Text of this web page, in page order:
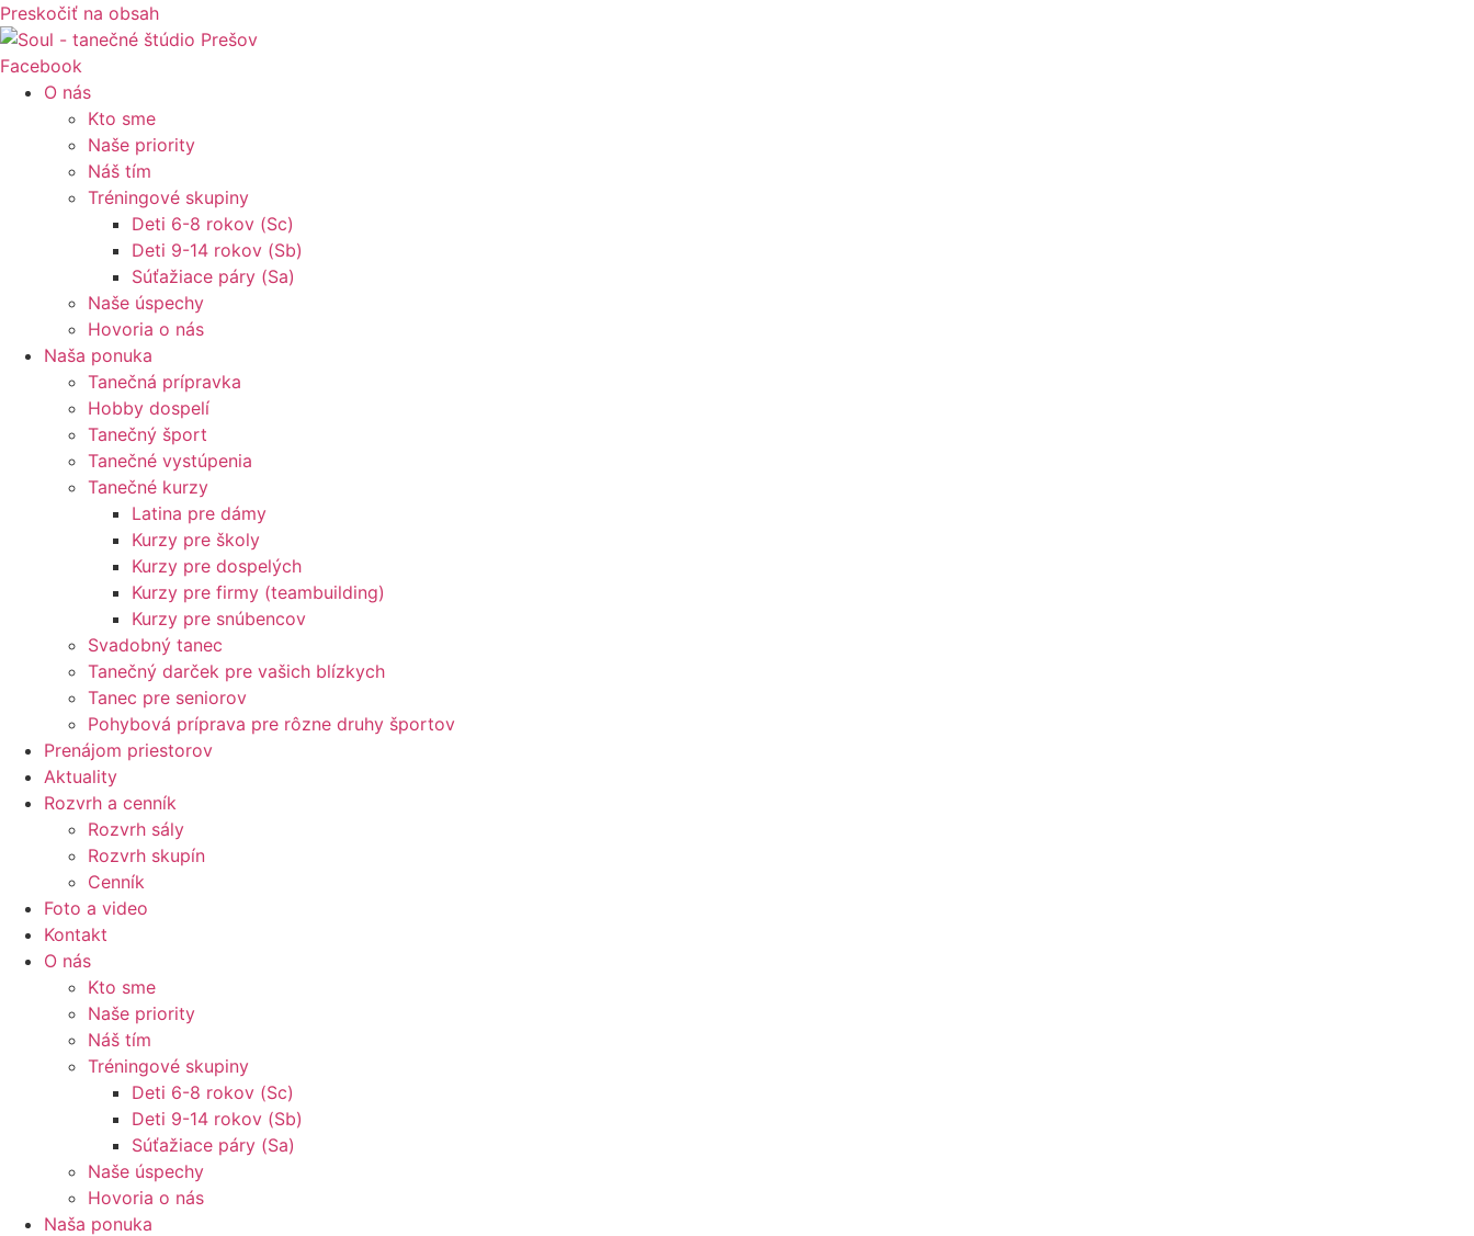
Preskočiť na obsah
Facebook
O nás
Kto sme
Naše priority
Náš tím
Tréningové skupiny
Deti 6-8 rokov (Sc)
Deti 9-14 rokov (Sb)
Súťažiace páry (Sa)
Naše úspechy
Hovoria o nás
Naša ponuka
Tanečná prípravka
Hobby dospelí
Tanečný šport
Tanečné vystúpenia
Tanečné kurzy
Latina pre dámy
Kurzy pre školy
Kurzy pre dospelých
Kurzy pre firmy (teambuilding)
Kurzy pre snúbencov
Svadobný tanec
Tanečný darček pre vašich blízkych
Tanec pre seniorov
Pohybová príprava pre rôzne druhy športov
Prenájom priestorov
Aktuality
Rozvrh a cenník
Rozvrh sály
Rozvrh skupín
Cenník
Foto a video
Kontakt
O nás
Kto sme
Naše priority
Náš tím
Tréningové skupiny
Deti 6-8 rokov (Sc)
Deti 9-14 rokov (Sb)
Súťažiace páry (Sa)
Naše úspechy
Hovoria o nás
Naša ponuka